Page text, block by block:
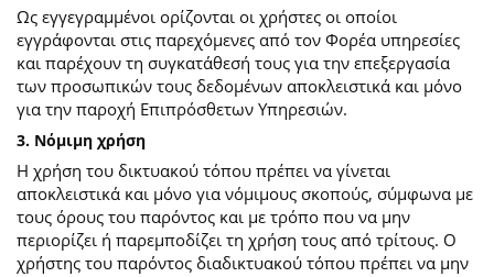
Ως εγγεγραμμένοι ορίζονται οι χρήστες οι οποίοι
εγγράφονται στις παρεχόμενες από τον Φορέα υπηρεσίες
και παρέχουν τη συγκατάθεσή τους για την επεξεργασία
των προσωπικών τους δεδομένων αποκλειστικά και μόνο
για την παροχή Επιπρόσθετων Υπηρεσιών.
3. Νόμιμη χρήση
Η χρήση του δικτυακού τόπου πρέπει να γίνεται
αποκλειστικά και μόνο για νόμιμους σκοπούς, σύμφωνα με
τους όρους του παρόντος και με τρόπο που να μην
περιορίζει ή παρεμποδίζει τη χρήση τους από τρίτους. Ο
χρήστης του παρόντος διαδικτυακού τόπου πρέπει να μην